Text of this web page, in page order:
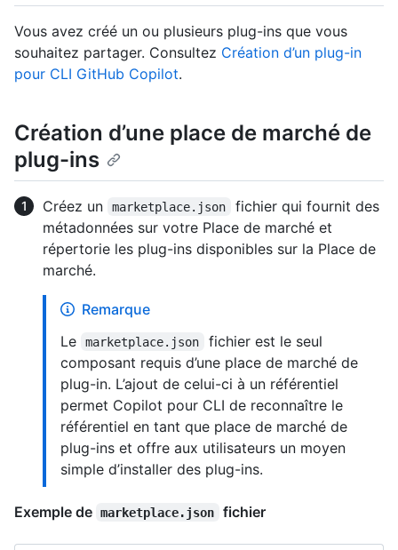
Vous avez créé un ou plusieurs plug-ins que vous
souhaitez partager. Consultez Création d’un plug-in
pour CLI GitHub Copilot.
Création d’une place de marché de
plug-ins
Créez un marketplace.json
fichier qui fournit des
métadonnées sur votre Place de marché et
répertorie les plug-ins disponibles sur la Place de
marché.
Remarque
Le
marketplace.json
fichier est le seul
composant requis d’une place de marché de
plug-in. L’ajout de celui-ci à un référentiel
permet Copilot pour CLI de reconnaître le
référentiel en tant que place de marché de
plug-ins et offre aux utilisateurs un moyen
simple d’installer des plug-ins.
Exemple de marketplace.json fichier